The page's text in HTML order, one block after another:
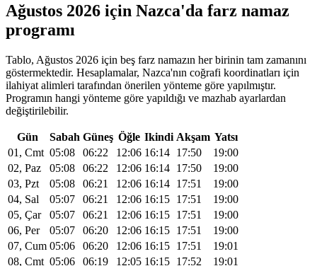
Ağustos 2026 için Nazca'da farz namaz
programı
Tablo, Ağustos 2026 için beş farz namazın her birinin tam zamanını
göstermektedir. Hesaplamalar, Nazca'nın coğrafi koordinatları için
ilahiyat alimleri tarafından önerilen yönteme göre yapılmıştır.
Programın hangi yönteme göre yapıldığı ve mazhab ayarlardan
değiştirilebilir.
Gün Sabah Güneş Öğle Ikindi Akşam Yatsı
01, Cmt 05:08 06:22 12:06 16:14 17:50
19:00
02, Paz
05:08 06:22 12:06 16:14 17:50
19:00
03, Pzt
05:08 06:21 12:06 16:14 17:51
19:00
04, Sal
05:07 06:21 12:06 16:15 17:51
19:00
05, Çar
05:07 06:21 12:06 16:15 17:51
19:00
06, Per
05:07 06:20 12:06 16:15 17:51
19:00
07, Cum 05:06 06:20 12:06 16:15 17:51
19:01
08, Cmt 05:06 06:19 12:05 16:15 17:52
19:01